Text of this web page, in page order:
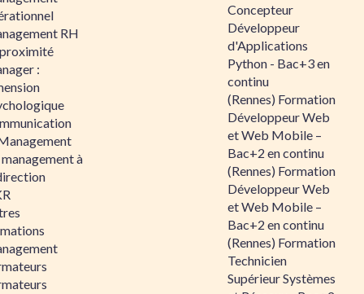
RH
:
à
Concepteur
Développeur
d'Applications
Python - Bac+3 en
continu
(Rennes) Formation
Développeur Web
et Web Mobile –
Bac+2 en continu
(Rennes) Formation
Développeur Web
et Web Mobile –
Bac+2 en continu
(Rennes) Formation
Technicien
Supérieur Systèmes